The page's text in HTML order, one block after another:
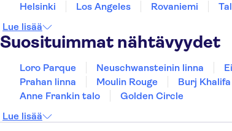
Helsinki
Los Angeles Rovaniemi
Lue lisää
Suosituimmat nähtävyydet
Loro Parque Neuschwansteinin linna
Prahan linna
Moulin Rouge Burj Khalifa
Anne Frankin talo
Golden Circle
Lue lisää